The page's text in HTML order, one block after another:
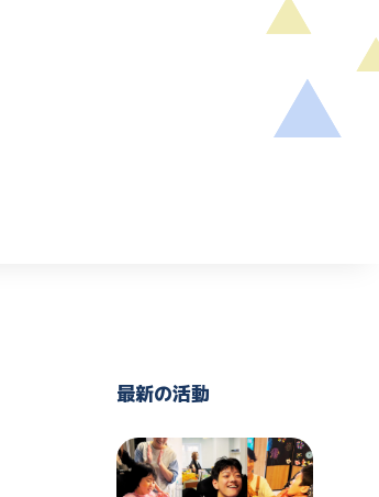
最新の活動